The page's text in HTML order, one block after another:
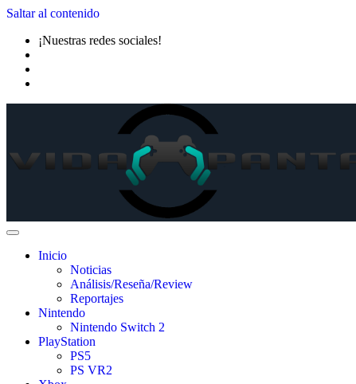
Saltar al contenido
¡Nuestras redes sociales!
Inicio
Noticias
Análisis/Reseña/Review
Reportajes
Nintendo
Nintendo Switch 2
PlayStation
PS5
PS VR2